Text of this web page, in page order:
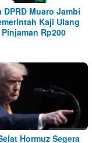
Muaro Jambi
Kaji Ulang
Rp200
Hormuz Segera